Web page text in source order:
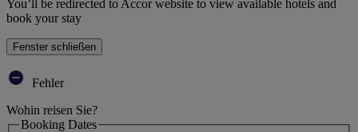
You’ll be redirected to Accor website to view available hotels and
book your stay
Fenster schließen
Fehler
Wohin reisen Sie?
Booking Dates